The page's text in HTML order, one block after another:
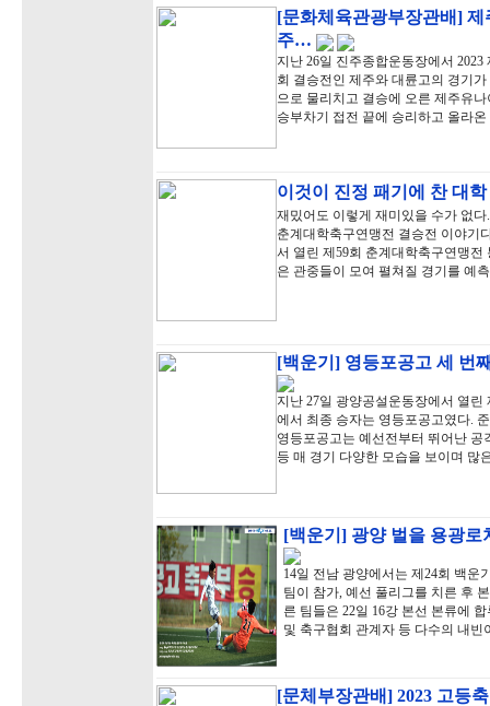
[문화체육관광부장관배]
주…
지난 26일 진주종합운동장에서
회 결승전인 제주와 대륜고의 경기
으로 물리치고 결승에 오른 제주유
승부차기 접전 끝에 승리하고 올라
이것이 진정 패기에 찬 대
재밌어도 이렇게 재미있을 수가 없
춘계대학축구연맹전 결승전 이야기
서 열린 제59회 춘계대학축구연맹
은 관중들이 모여 펼쳐질 경기를 예
[백운기] 영등포공고 세 번
지난 27일 광양공설운동장에서 열
에서 최종 승자는 영등포공고였다.
영등포공고는 예선전부터 뛰어난
등 매 경기 다양한 모습을 보이며 많
[백운기] 광양 벌을 용광
14일 전남 광양에서는 제24회 백운
팀이 참가, 예선 풀리그를 치른 후
른 팀들은 22일 16강 본선 본류에
및 축구협회 관계자 등 다수의 내
[문체부장관배] 2023 고등